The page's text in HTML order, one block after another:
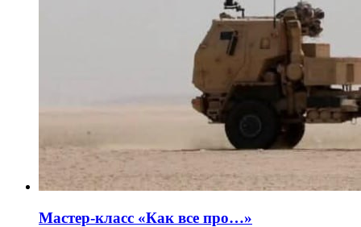
Мастер-класс «Как все про…»